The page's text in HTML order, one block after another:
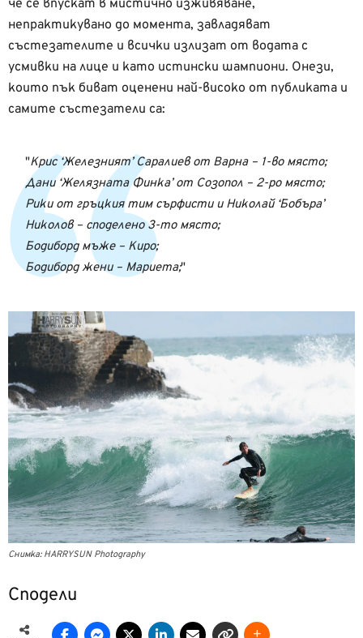
че се впускат в мистично изживяване,
непрактикувано до момента, завладяват
състезателите и всички излизат от водата с
усмивки на лице и като истински шампиони. Онези,
които пък биват оценени най-високо от публиката и
самите състезатели са:
Крис ‘Железният’ Саралиев от Варна – 1-во място;
Дани ‘Желязната Финка’ от Созопол – 2-ро място;
Рики от гръцкия тим сърфисти и Николай ‘Бобъра’
Николов – споделено 3-то място;
Бодиборд мъже – Киро;
Бодиборд жени – Мариета;
Снимка: HARRYSUN Photography
Сподели